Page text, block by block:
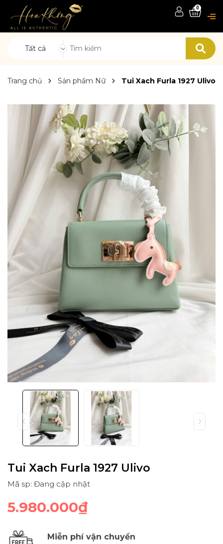
Tất cả
0
Trang chủ Sản phẩm Nữ Tui Xach Furla 1927 Ulivo
Tui Xach Furla 1927 Ulivo
Mã sp: Đang cập nhật
5.980.000₫
Miễn phí vận chuyển